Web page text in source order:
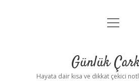
Anasayfa
Yasal Uyarı
menüyü
Günlük
Hayata dair kısa ve dikkat çekici